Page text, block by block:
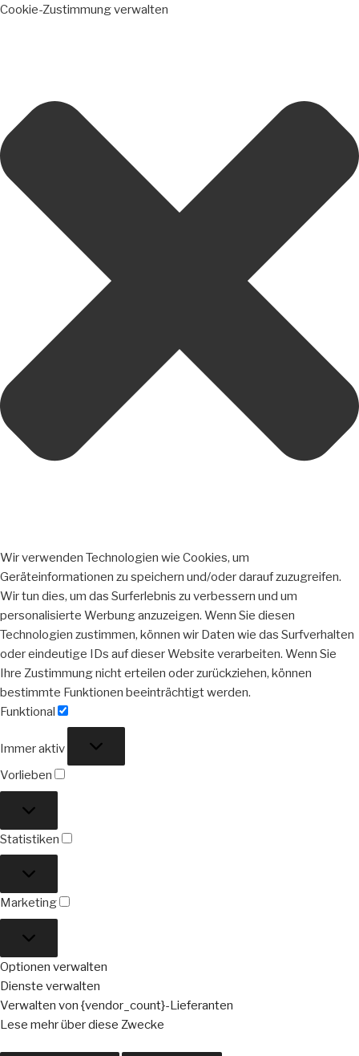
Cookie-Zustimmung verwalten
Wir verwenden Technologien wie Cookies, um
Geräteinformationen zu speichern und/oder darauf zuzugreifen.
Wir tun dies, um das Surferlebnis zu verbessern und um
personalisierte Werbung anzuzeigen. Wenn Sie diesen
Technologien zustimmen, können wir Daten wie das Surfverhalten
oder eindeutige IDs auf dieser Website verarbeiten. Wenn Sie
Ihre Zustimmung nicht erteilen oder zurückziehen, können
bestimmte Funktionen beeinträchtigt werden.
Funktional
Immer aktiv
Vorlieben
Statistiken
Marketing
Optionen verwalten
Dienste verwalten
Verwalten von {vendor_count}-Lieferanten
Lese mehr über diese Zwecke